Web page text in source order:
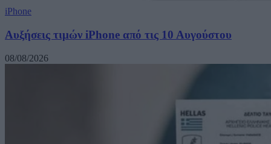
iPhone
Αυξήσεις τιμών iPhone από τις 10 Αυγούστου
08/08/2026